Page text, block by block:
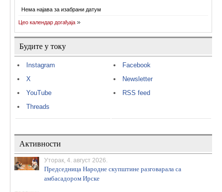
Нема најава за изабрани датум
Цео календар догађаја
Будите у току
Instagram
X
YouTube
Threads
Facebook
Newsletter
RSS feed
Активности
Уторак, 4. август 2026.
Председница Народне скупштине разговарала са
амбасадором Ирске